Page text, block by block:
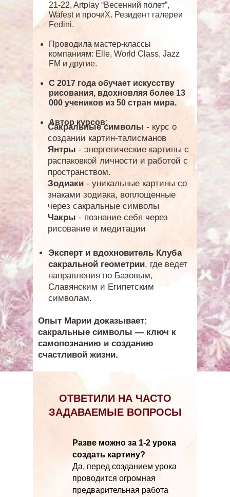
21-22, Artplay “Весенний полет”,
Wafest и прочиХ. Резидент галереи
Fedini.
Проводила мастер-классы
компаниям: Elle, World Class, Jazz
FM и другие.
С 2017 года обучает искусству
рисования, вдохновляя более 13
000 учеников из 50 стран мира.
Автор курсов:
Эксперт и вдохновитель Клуба
сакральной геометрии, где ведет
направления по Базовым,
Славянским и Египетским
символам.
Опыт Марии доказывает:
сакральные символы — ключ к
самопознанию и созданию
счастливой жизни.
Сакральные символы - курс о
создании картин-талисманов
Янтры - энергетические картины с
распаковкой личности и работой с
пространством.
Зодиаки - уникальные картины со
знаками зодиака, воплощенные
через сакральные символы
Чакры - познание себя через
рисование и медитации
Разве можно за 1-2 урока
создать картину?
Да, перед созданием урока
проводится огромная
предварительная работа
ОТВЕТИЛИ НА ЧАСТО
ЗАДАВАЕМЫЕ ВОПРОСЫ